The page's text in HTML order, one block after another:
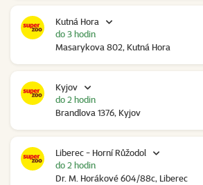
Kutná Hora
Masarykova 802, Kutná Hora
do 3 hodin
Kyjov
Brandlova 1376, Kyjov
do 2 hodin
Liberec - Horní Růžodol
Dr. M. Horákové 604/88c, Liberec
do 2 hodin